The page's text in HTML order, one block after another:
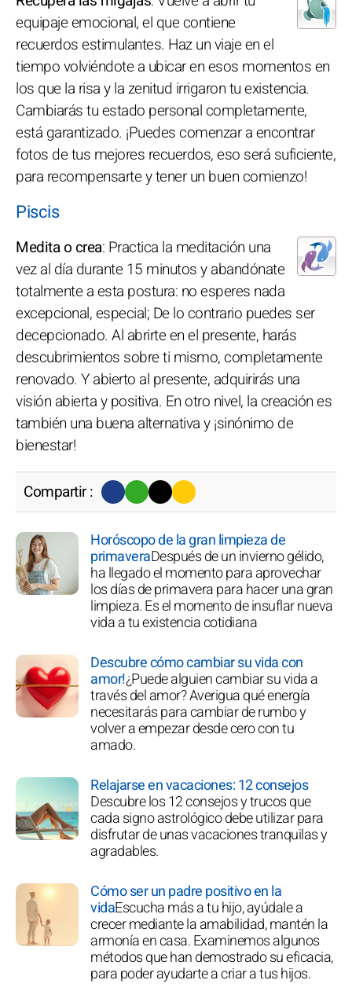
equipaje emocional, el que contiene
recuerdos estimulantes. Haz un viaje en el
tiempo volviéndote a ubicar en esos momentos en
los que la risa y la zenitud irrigaron tu existencia.
Cambiarás tu estado personal completamente,
está garantizado. ¡Puedes comenzar a encontrar
fotos de tus mejores recuerdos, eso será suficiente,
para recompensarte y tener un buen comienzo!
Piscis
Medita o crea: Practica la meditación una
vez al día durante 15 minutos y abandónate
totalmente a esta postura: no esperes nada
excepcional, especial; De lo contrario puedes ser
decepcionado. Al abrirte en el presente, harás
descubrimientos sobre ti mismo, completamente
renovado. Y abierto al presente, adquirirás una
visión abierta y positiva. En otro nivel, la creación es
también una buena alternativa y ¡sinónimo de
bienestar!
Compartir :
Horóscopo de la gran limpieza de
primaveraDespués de un invierno gélido,
ha llegado el momento para aprovechar
los días de primavera para hacer una gran
limpieza. Es el momento de insuflar nueva
vida a tu existencia cotidiana
Descubre cómo cambiar su vida con
amor!¿Puede alguien cambiar su vida a
través del amor? Averigua qué energía
necesitarás para cambiar de rumbo y
volver a empezar desde cero con tu
amado.
Relajarse en vacaciones: 12 consejos
Descubre los 12 consejos y trucos que
cada signo astrológico debe utilizar para
disfrutar de unas vacaciones tranquilas y
agradables.
Cómo ser un padre positivo en la
vidaEscucha más a tu hijo, ayúdale a
crecer mediante la amabilidad, mantén la
armonía en casa. Examinemos algunos
métodos que han demostrado su eficacia,
para poder ayudarte a criar a tus hijos.